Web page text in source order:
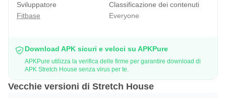
Sviluppatore
Fitbase
Classificazione dei contenuti
Everyone
Download APK sicuri e veloci su APKPure
APKPure utilizza la verifica delle firme per garantire download di
APK Stretch House senza virus per te.
Vecchie versioni di Stretch House